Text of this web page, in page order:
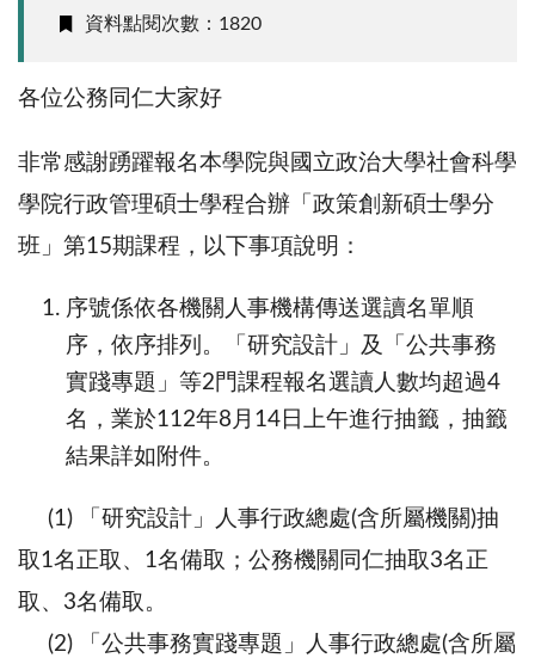
資料點閱次數：1820
各位公務同仁大家好
非常感謝踴躍報名本學院與國立政治大學社會科學
學院行政管理碩士學程合辦「政策創新碩士學分
班」第15期課程，以下事項說明：
序號係依各機關人事機構傳送選讀名單順
序，依序排列。「研究設計」及「公共事務
實踐專題」等2門課程報名選讀人數均超過4
名，業於112年8 月 14 日上午進行抽籤，抽籤
結果詳如附件。
(1) 「研究設計」人事行政總處(含所屬機關)抽
取1名正取、 1名備取；公務機關同仁抽取3名正
取、 3名備取。
(2)
「公共事務實踐專題」人事行政總處(含所屬